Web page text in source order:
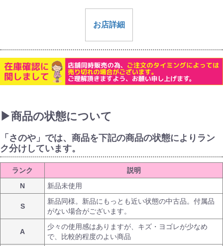
お店詳細
▶商品の状態について
「さのや」では、商品を下記の商品の状態によりラン
ク分けしています。
ランク
説明
N
新品未使用
S
新品同様。新品にもっとも近い状態の中古品。付属品
がない場合がございます。
A
少々の使用感はありますが、キズ・ヨゴレが少なめ
で、比較的程度のよい商品